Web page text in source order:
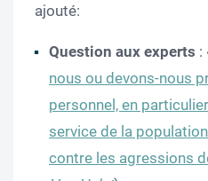
ajouté:
Question aux experts :
nous ou devons-nous
personnel, en
service de la
contre les agressions